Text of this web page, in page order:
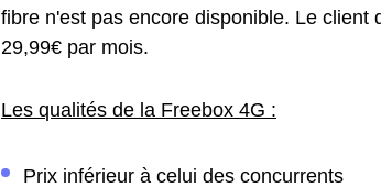
fibre n'est pas encore disponible. Le
29,99€ par mois.
Les qualités de la Freebox 4G :
Prix inférieur à celui des concurrents